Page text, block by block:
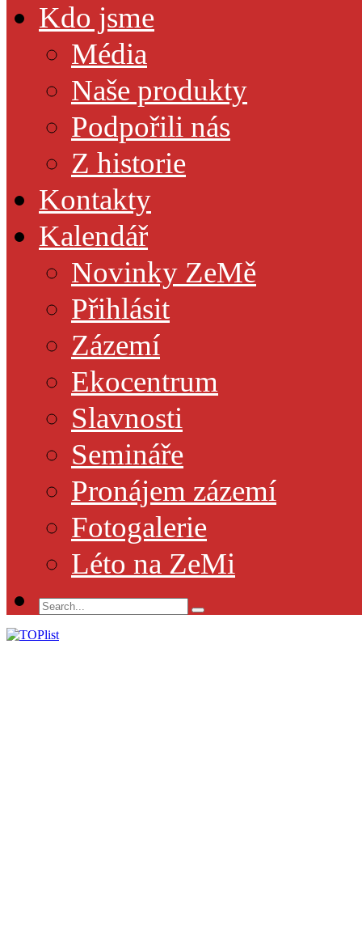
Kdo jsme
Média
Naše produkty
Podpořili nás
Z historie
Kontakty
Kalendář
Novinky ZeMě
Přihlásit
Zázemí
Ekocentrum
Slavnosti
Semináře
Pronájem zázemí
Fotogalerie
Léto na ZeMi